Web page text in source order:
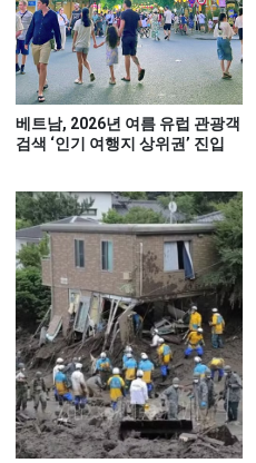
베트남, 2026년 여름 유럽 관광객
검색 ‘인기 여행지 상위권’ 진입